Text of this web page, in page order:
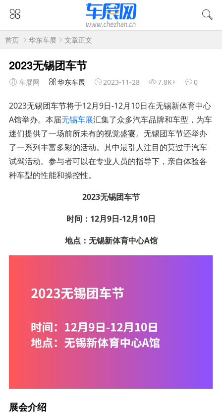
首页 华东车展 文章正文
2023无锡团车节
车展网 华东车展 2023-11-28 7.8K+ 0
2023无锡团车节将于12月9日-12月10日在无锡新体育中心
A馆举办。本届无锡车展汇集了众多汽车品牌和车型，为车
迷们提供了一场前所未有的视觉盛宴。无锡团车节还举办
了一系列丰富多彩的活动。其中最引人注目的莫过于汽车
试驾活动。参与者可以在专业人员的指导下，亲自体验各
种车型的性能和操控性。
2023无锡团车节
时间：12月9日-12月10日
地点：无锡新体育中心A馆
展会介绍